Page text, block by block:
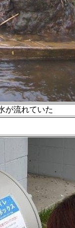
が流れていた